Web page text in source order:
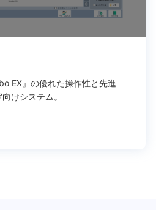
EX』の優れた操作性と先進
けシステム。